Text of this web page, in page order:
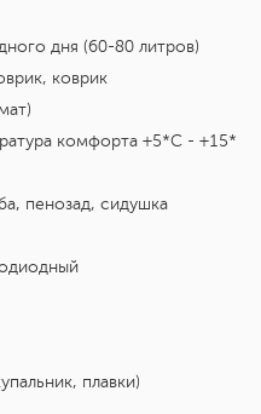
дня (60-80 литров)
коврик
комфорта +5*С - +15*
пенозад, сидушка
плавки)